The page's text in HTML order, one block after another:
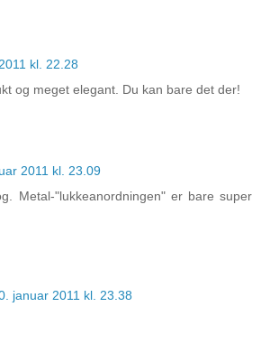
kl. 22.28
og meget elegant. Du kan bare det der!
2011 kl. 23.09
Metal-"lukkeanordningen" er bare super
januar 2011 kl. 23.38